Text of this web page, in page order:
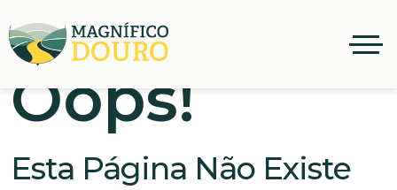
Oops!
Esta Página Não Existe